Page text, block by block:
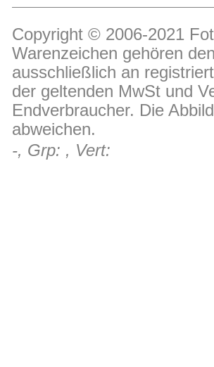
Copyright © 2006-2021
Warenzeichen gehören
ausschließlich an
der geltenden MwSt und
Endverbraucher. Die
abweichen.
-, Grp: , Vert: